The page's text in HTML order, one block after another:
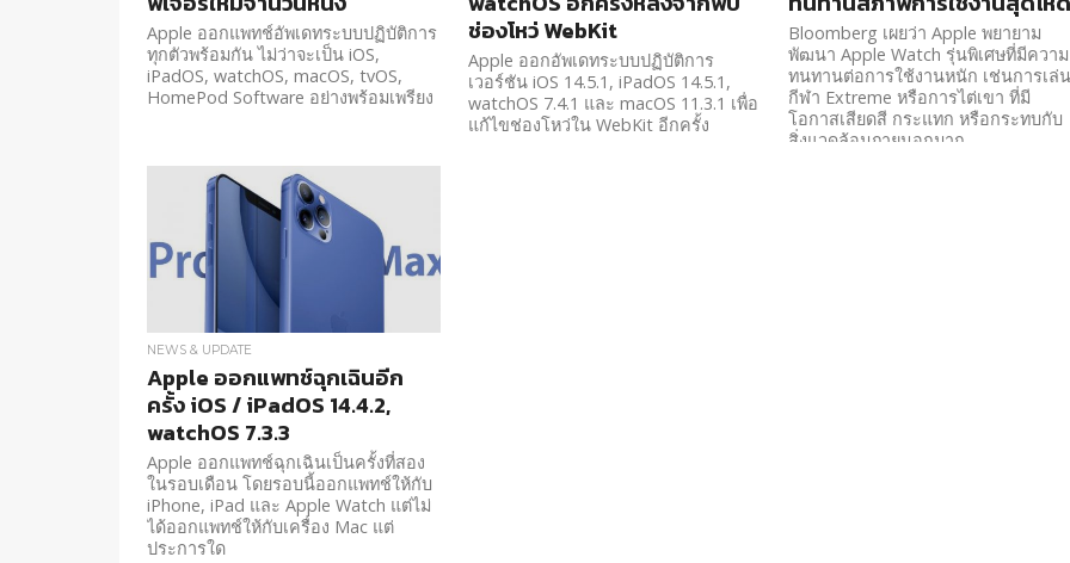
Apple ออกแพทช์อัพเดทระบบปฏิบัติการ
ทุกตัวพร้อมกัน ไม่ว่าจะเป็น iOS,
iPadOS, watchOS, macOS, tvOS,
HomePod Software อย่างพร้อมเพรียง
ช่องโหว่ WebKit
Apple ออกอัพเดทระบบปฏิบัติการ
เวอร์ชัน iOS 14.5.1, iPadOS 14.5.1,
watchOS 7.4.1 และ macOS 11.3.1 เพื่อ
แก้ไขช่องโหว่ใน WebKit อีกครั้ง
Bloomberg เผยว่า Apple พยายาม
พัฒนา Apple Watch รุ่นพิเศษที่มีความ
ทนทานต่อการใช้งานหนัก เช่นการเล่
กีฬา Extreme หรือการไต่เขา ที่มี
โอกาสเสียดสี กระแทก หรือกระทบกับ
สิ่งแวดล้อมภายนอกมาก
NEWS & UPDATE
Apple ออกแพทช์ฉุกเฉินอีก
ครั้ง iOS / iPadOS 14.4.2,
watchOS 7.3.3
Apple ออกแพทช์ฉุกเฉินเป็นครั้งที่สอง
ในรอบเดือน โดยรอบนี้ออกแพทช์ให้กับ
iPhone, iPad และ Apple Watch แต่ไม่
ได้ออกแพทช์ให้กับเครื่อง Mac แต่
ประการใด